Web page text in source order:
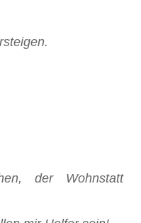
der Wohnstatt